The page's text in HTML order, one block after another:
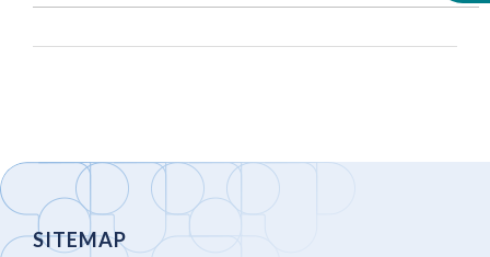
SITEMAP